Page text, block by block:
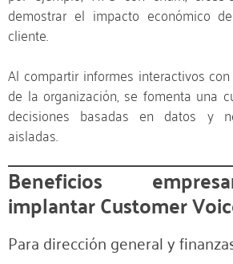
demostrar el impacto económico
cliente.
Al compartir informes interactivos
de la organización, se fomenta una
decisiones basadas en datos y
aisladas.
Beneficios
implantar Customer
Para dirección general y